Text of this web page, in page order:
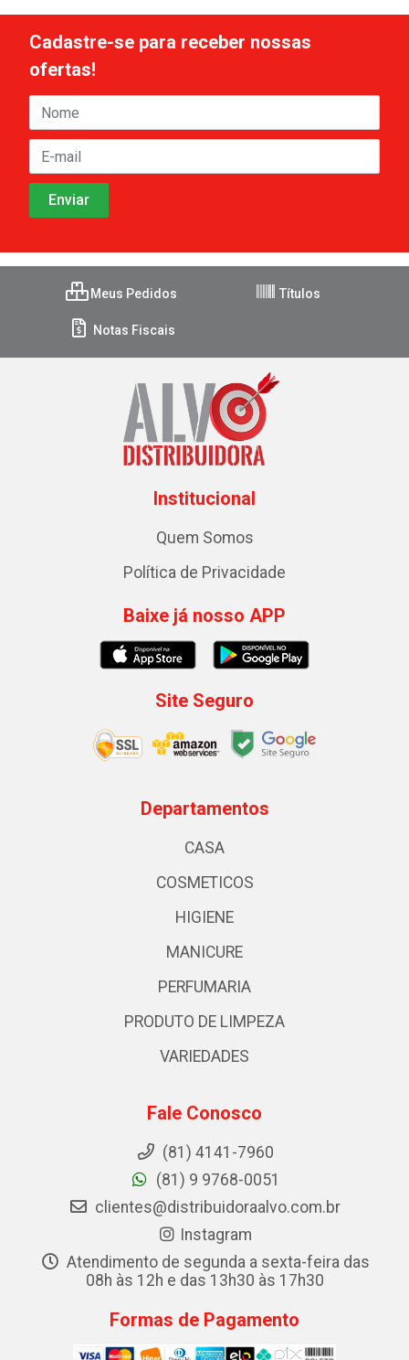
Cadastre-se para receber nossas
ofertas!
Meus Pedidos Títulos
Notas Fiscais
Institucional
Quem Somos
Política de Privacidade
Baixe já nosso APP
Site Seguro
Departamentos
CASA
COSMETICOS
HIGIENE
MANICURE
PERFUMARIA
PRODUTO DE LIMPEZA
VARIEDADES
Fale Conosco
(81) 4141-7960
(81) 9 9768-0051
clientes@distribuidoraalvo.com.br
Instagram
Atendimento de segunda a sexta-feira das
08h às 12h e das 13h30 às 17h30
Formas de Pagamento